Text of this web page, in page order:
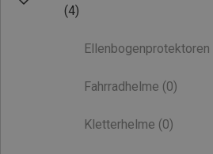
(4)
Ellenbogenprotektoren
Fahrradhelme (0)
Kletterhelme (0)